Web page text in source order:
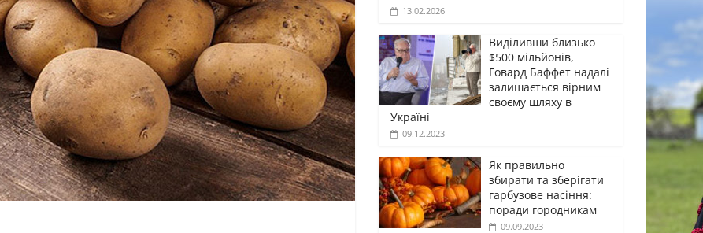
13.02.2026
Виділивши близько
$500 мільйонів,
Говард Баффет надалі
залишається вірним
своєму шляху в
Україні
09.12.2023
Як правильно
збирати та зберігати
гарбузове насіння:
поради городникам
09.09.2023